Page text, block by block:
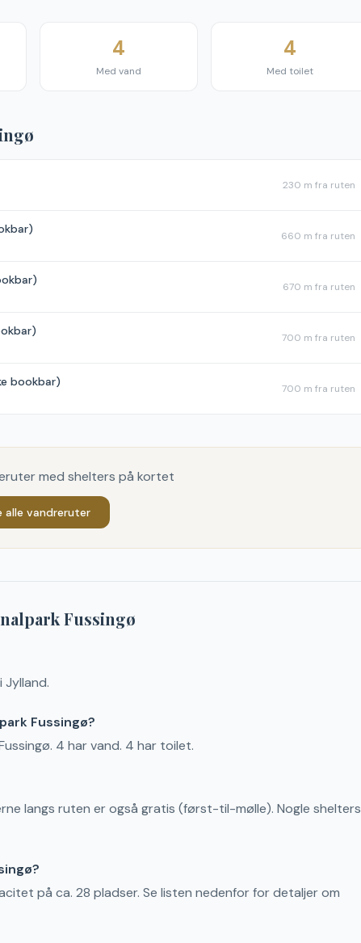
4
Med vand
4
Med toilet
230 m fra ruten
660 m fra ruten
670 m fra ruten
700 m fra ruten
bookbar) 700 m fra ruten
med shelters på kortet
alle vandreruter
Fussingø
Jylland.
Fussingø?
4 har vand. 4 har toilet.
langs ruten er også gratis (først-til-mølle). Nogle shelters
på ca. 28 pladser. Se listen nedenfor for detaljer om